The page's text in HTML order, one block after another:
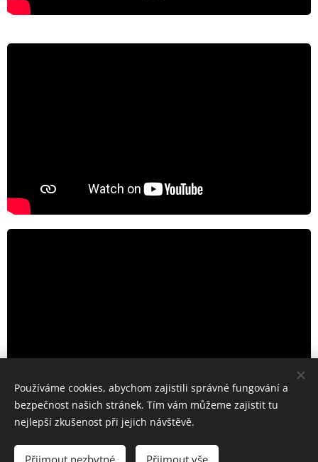
© 2023 Pavel Kůča Kučera
Používáme cookies, abychom zajistili správné fungování a
bezpečnost našich stránek. Tím vám můžeme zajistit tu
nejlepší zkušenost při jejich návštěvě.
Přijmout nezbytné Přijmout vše